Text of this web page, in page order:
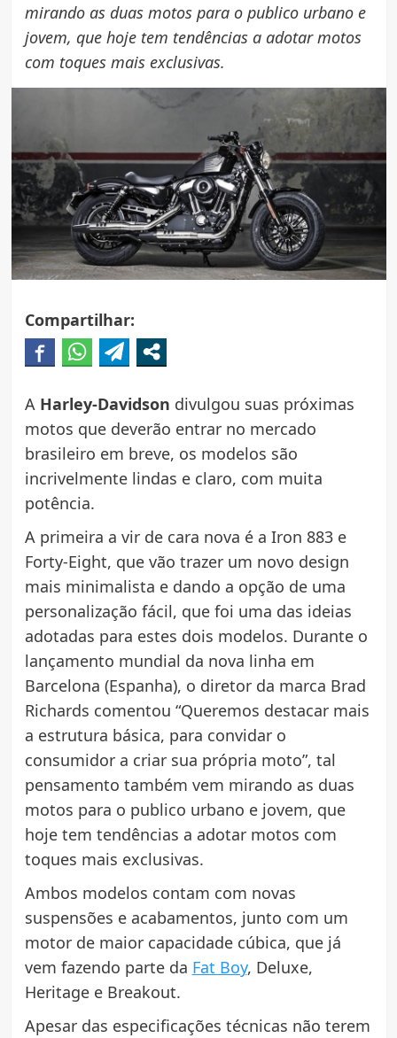
mirando as duas motos para o publico urbano e
jovem, que hoje tem tendências a adotar motos
com toques mais exclusivas.
Compartilhar:
A Harley-Davidson divulgou suas próximas
motos que deverão entrar no mercado
brasileiro em breve, os modelos são
incrivelmente lindas e claro, com muita
potência.
A primeira a vir de cara nova é a Iron 883 e
Forty-Eight, que vão trazer um novo design
mais minimalista e dando a opção de uma
personalização fácil, que foi uma das ideias
adotadas para estes dois modelos. Durante o
lançamento mundial da nova linha em
Barcelona (Espanha), o diretor da marca Brad
Richards comentou “Queremos destacar mais
a estrutura básica, para convidar o
consumidor a criar sua própria moto”, tal
pensamento também vem mirando as duas
motos para o publico urbano e jovem, que
hoje tem tendências a adotar motos com
toques mais exclusivas.
Ambos modelos contam com novas
suspensões e acabamentos, junto com um
motor de maior capacidade cúbica, que já
vem fazendo parte da Fat Boy, Deluxe,
Heritage e Breakout.
Apesar das especificações técnicas não terem